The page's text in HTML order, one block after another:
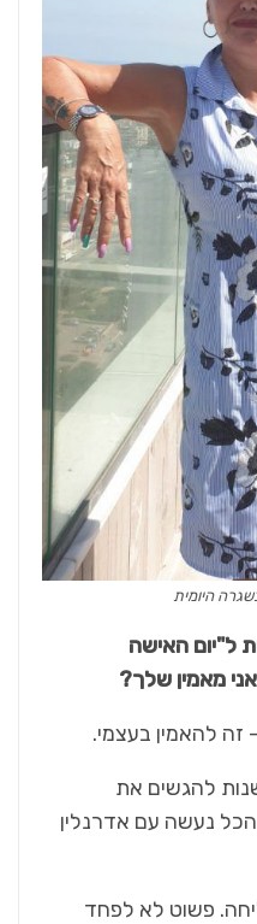
בשגרה היומית
ל"יום האישה
מאמין שלך?
זה להאמין בעצמי.
להגשים את
נעשה עם אדרנלין
פשוט לא לפחד